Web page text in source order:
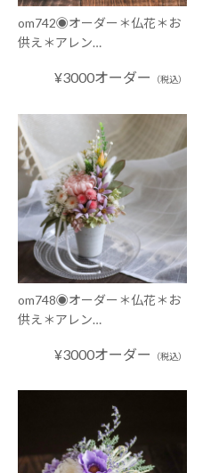
om742◉オーダー＊仏花＊お
供え＊アレン…
¥3000オーダー （税込）
om748◉オーダー＊仏花＊お
供え＊アレン…
¥3000オーダー （税込）